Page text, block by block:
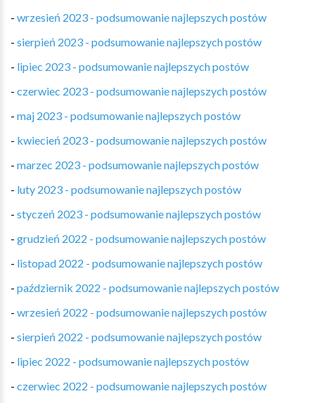
- wrzesień 2023 - podsumowanie najlepszych postów
- sierpień 2023 - podsumowanie najlepszych postów
- lipiec 2023 - podsumowanie najlepszych postów
- czerwiec 2023 - podsumowanie najlepszych postów
- maj 2023 - podsumowanie najlepszych postów
- kwiecień 2023 - podsumowanie najlepszych postów
- marzec 2023 - podsumowanie najlepszych postów
- luty 2023 - podsumowanie najlepszych postów
- styczeń 2023 - podsumowanie najlepszych postów
- grudzień 2022 - podsumowanie najlepszych postów
- listopad 2022 - podsumowanie najlepszych postów
- październik 2022 - podsumowanie najlepszych postów
- wrzesień 2022 - podsumowanie najlepszych postów
- sierpień 2022 - podsumowanie najlepszych postów
- lipiec 2022 - podsumowanie najlepszych postów
- czerwiec 2022 - podsumowanie najlepszych postów